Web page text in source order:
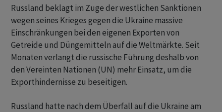
Russland beklagt im Zuge der westlichen Sanktionen
wegen seines Krieges gegen die Ukraine massive
Einschränkungen bei den eigenen Exporten von
Getreide und Düngemitteln auf die Weltmärkte. Seit
Monaten verlangt die russische Führung deshalb von
den Vereinten Nationen (UN) mehr Einsatz, um die
Exporthindernisse zu beseitigen.
Russland hatte nach dem Überfall auf die Ukraine am